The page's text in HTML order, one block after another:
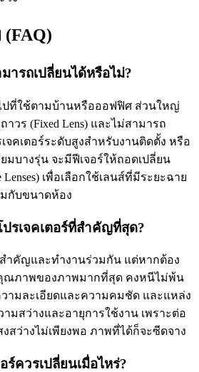
ารถเปลี่ยนได้หรือไม่?
ปที่ใช้ตามบ้านหรือออฟฟิศ ส่วนใหญ่
วร (Fixed Lens) และไม่สามารถ
จคเตอร์ระดับสูงสำหรับงานติดตั้ง หรือ
มบางรุ่น จะมีฟีเจอร์ให้ถอดเปลี่ยน
Lenses) เพื่อเลือกใช้เลนส์ที่มีระยะฉาย
มกับขนาดห้อง
รเจคเตอร์ที่สำคัญที่สุด?
ำคัญและทำงานร่วมกัน แต่หากต้อง
ณภาพของภาพมากที่สุด คงหนีไม่พ้น
ามละเอียดและความคมชัด และแหล่ง
มสว่างและอายุการใช้งาน เพราะต่อ
ว่างไม่เพียงพอ ภาพที่ได้ก็จะซีดจาง
ร์ควรเปลี่ยนเมื่อไหร่?